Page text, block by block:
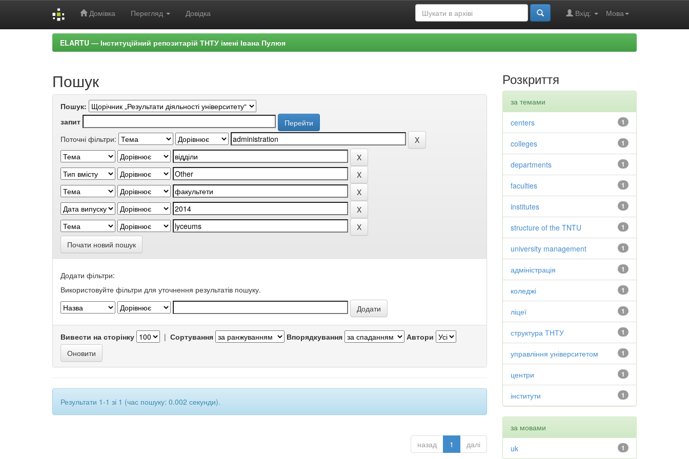
Домівка Перегляд Довідка Мова
Вхід:
ELARTU — Інституційний репозитарій ТНТУ імені Івана Пулюя
Пошук
Пошук:
запит
Поточні фільтри:
Почати новий пошук
Додати фільтри:
Використовуйте фільтри для уточнення результатів пошуку.
Вивести на сторінку | Сортування Впорядкування Автори
Результати 1-1 зі 1 (час пошуку: 0.002 секунди).
назад 1 далі
Розкриття
за темами
1
centers
1
colleges
1
departments
1
faculties
1
institutes
1
structure of the TNTU
1
university management
1
адміністрація
1
коледжі
1
ліцеї
1
структура ТНТУ
1
управління університетом
1
центри
1
інститути
за мовами
1
uk